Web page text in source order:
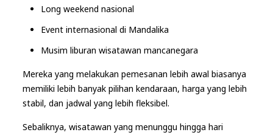
Long weekend nasional
Event internasional di Mandalika
Musim liburan wisatawan mancanegara
Mereka yang melakukan pemesanan lebih awal biasanya
memiliki lebih banyak pilihan kendaraan, harga yang lebih
stabil, dan jadwal yang lebih fleksibel.
Sebaliknya, wisatawan yang menunggu hingga hari